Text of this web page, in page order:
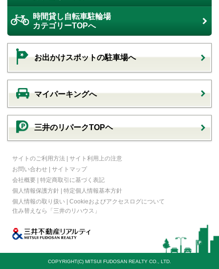
時間貸し自転車駐輪場
カテゴリーTOPへ
お出かけスポットの駐車場へ
マイパーキングへ
三井のリパークTOPヘ
サイトのご利用方法 | サイト利用上の注意
お問い合わせ | サイトマップ
会社概要 | 特定商取引に基づく表記
個人情報保護方針 | 特定個人情報基本方針
個人情報の取り扱い | Cookieおよびアクセスログについて
住み替えなら
「三井のリハウス」
COPYRIGHT(C) MITSUI FUDOSAN REALTY CO., LTD.